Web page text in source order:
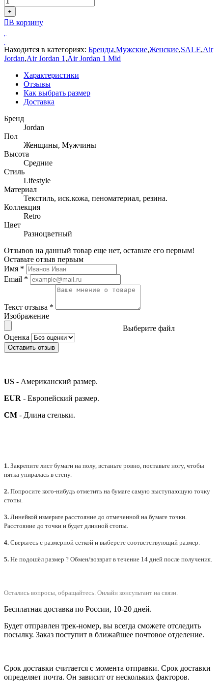
+
В корзину
Находится в категориях: Бренды,Мужские,Женские,SALE,Air
Jordan,Air Jordan 1,Air Jordan 1 Mid
Характеристики
Отзывы
Как выбрать размер
Доставка
Бренд
Jordan
Пол
Женщины, Мужчины
Высота
Средние
Стиль
Lifestyle
Материал
Текстиль, иск.кожа, пеноматериал, резина.
Коллекция
Retro
Цвет
Разноцветный
Отзывов на данный товар еще нет, оставьте его первым!
Оставьте отзыв первым
Имя *
Email *
Текст отзыва *
Изображение
Выберите файл
Оценка
Оставить отзыв
US - Американский размер.
EUR - Европейский размер.
СМ - Длина стельки.
1. Закрепите лист бумаги на полу, встаньте ровно, поставьте ногу, чтобы
пятка упиралась в стену.
2. Попросите кого-нибудь отметить на бумаге самую выступающую точку
стопы.
3. Линейкой измерьте расстояние до отмеченной на бумаге точки.
Расстояние до точки и будет длинной стопы.
4. Сверьтесь с размерной сеткой и выберете соответствующий размер.
5. Не подошёл размер ? Обмен/возврат в течение 14 дней после получения.
Остались вопросы, обращайтесь. Онлайн консультант на связи.
Бесплатная доставка по России, 10-20 дней.
Будет отправлен трек-номер, вы всегда сможете отследить
посылку. Заказ поступит в ближайшее почтовое отделение.
Срок доставки считается с момента отправки. Срок доставки
определяет почта. Он зависит от нескольких факторов.